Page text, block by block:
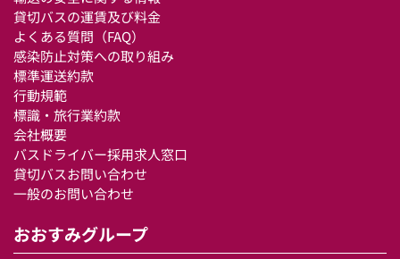
貸切バスの運賃及び料金
よくある質問（FAQ）
感染防止対策への取り組み
標準運送約款
行動規範
標識・旅行業約款
会社概要
バスドライバー採用求人窓口
貸切バスお問い合わせ
一般のお問い合わせ
おおすみグループ